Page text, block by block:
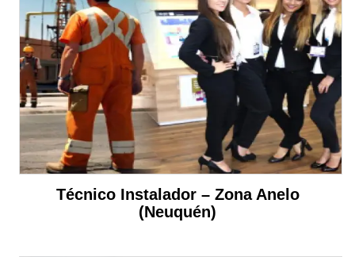
Técnico Instalador – Zona Anelo
(Neuquén)